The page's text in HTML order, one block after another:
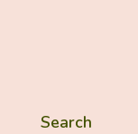
Search